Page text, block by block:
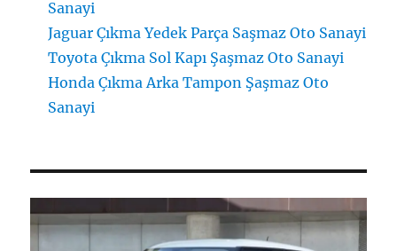
Sanayi
Jaguar Çıkma Yedek Parça Saşmaz Oto Sanayi
Toyota Çıkma Sol Kapı Şaşmaz Oto Sanayi
Honda Çıkma Arka Tampon Şaşmaz Oto
Sanayi